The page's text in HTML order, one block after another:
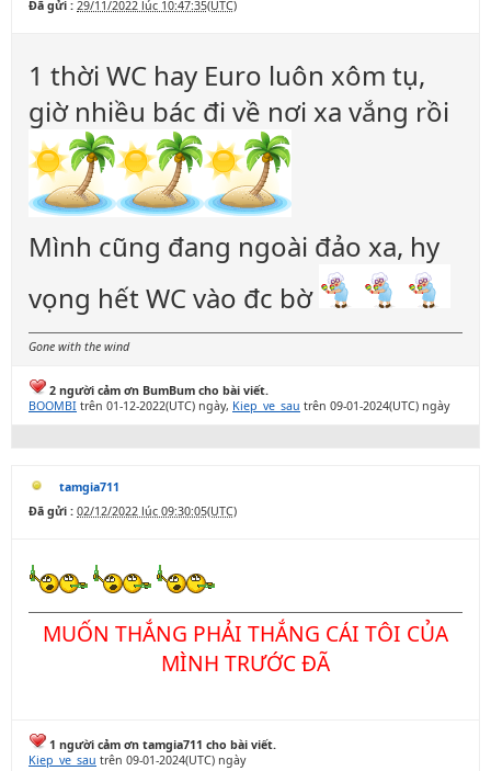
Đã gửi : 29/11/2022 lúc 10:47:35(UTC)
1 thời WC hay Euro luôn xôm tụ,
giờ nhiều bác đi về nơi xa vắng rồi
Mình cũng đang ngoài đảo xa, hy
vọng hết WC vào đc bờ
Gone with the wind
2 người cảm ơn BumBum cho bài viết.
BOOMBI trên 01-12-2022(UTC) ngày, Kiep_ve_sau trên 09-01-2024(UTC) ngày
tamgia711
Đã gửi : 02/12/2022 lúc 09:30:05(UTC)
MUỐN THẮNG PHẢI THẮNG CÁI TÔI CỦA
MÌNH TRƯỚC ĐÃ
1 người cảm ơn tamgia711 cho bài viết.
Kiep_ve_sau trên 09-01-2024(UTC) ngày